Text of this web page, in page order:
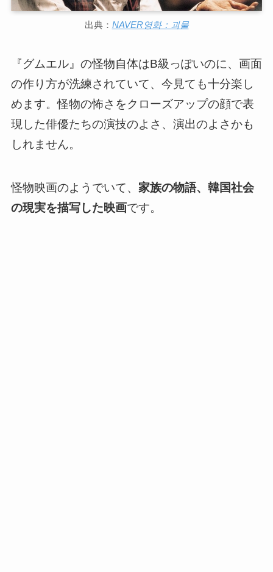
出典： NAVER영화：괴물
『グムエル』の怪物自体はB級っぽいのに、画面
の作り方が洗練されていて、今見ても十分楽し
めます。怪物の怖さをクローズアップの顔で表
現した俳優たちの演技のよさ、演出のよさかも
しれません。
怪物映画のようでいて、 家族の物語、韓国社会
の現実を描写した映画です。